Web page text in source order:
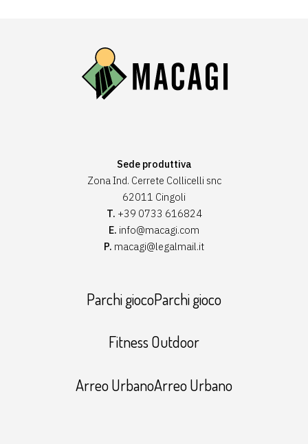
Sede produttiva
Zona Ind. Cerrete Collicelli snc
62011 Cingoli
T. +39 0733 616824
E. info@macagi.com
P. macagi@legalmail.it
Parchi giocoParchi gioco
Fitness Outdoor
Arreo UrbanoArreo Urbano